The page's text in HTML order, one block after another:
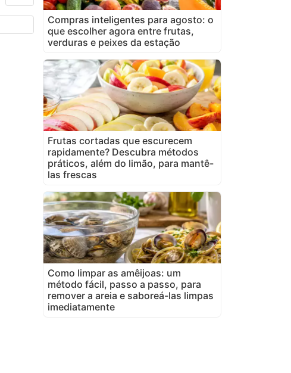
Compras inteligentes para agosto: o
que escolher agora entre frutas,
verduras e peixes da estação
Frutas cortadas que escurecem
rapidamente? Descubra métodos
práticos, além do limão, para mantê-
las frescas
Como limpar as amêijoas: um
método fácil, passo a passo, para
remover a areia e saboreá-las limpas
imediatamente